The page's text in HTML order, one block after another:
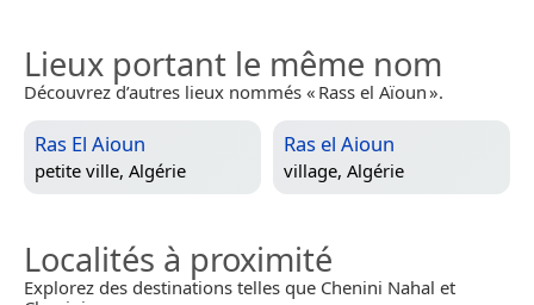
Lieux portant le même nom
Découvrez d’autres lieux nommés « Rass el Aïoun ».
Ras El Aioun
petite ville, Algérie
Ras el Aioun
village, Algérie
Localités à proximité
Explorez des destinations telles que Chenini Nahal et